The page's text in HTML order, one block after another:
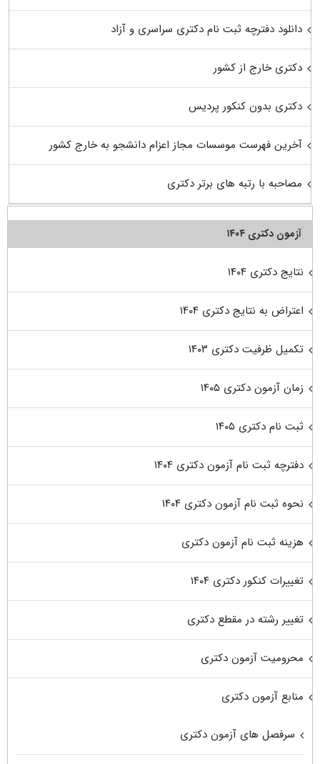
دانلود دفترچه ثبت نام دکتری سراسری و آزاد
دکتری خارج از کشور
دکتری بدون کنکور پردیس
آخرین فهرست موسسات مجاز اعزام دانشجو به خارج کشور
مصاحبه با رتبه های برتر دکتری
آزمون دکتری ۱۴۰۴
نتایج دکتری ۱۴۰۴
اعتراض به نتایج دکتری ۱۴۰۴
تکمیل ظرفیت دکتری ۱۴۰۳
زمان آزمون دکتری ۱۴۰۵
ثبت نام دکتری ۱۴۰۵
دفترچه ثبت نام آزمون دکتری ۱۴۰۴
نحوه ثبت نام آزمون دکتری ۱۴۰۴
هزینه ثبت نام آزمون دکتری
تغییرات کنکور دکتری ۱۴۰۴
تغییر رشته در مقطع دکتری
محرومیت آزمون دکتری
منابع آزمون دکتری
سرفصل های آزمون دکتری